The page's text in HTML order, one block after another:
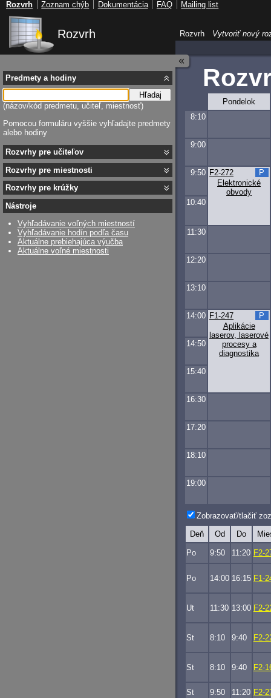
Rozvrh
Pondelok
8:10
9:00
9:50
Elektronické
obvody
F2-272 P
10:40
11:30
12:20
13:10
14:00
Aplikácie
laserov, laserové
procesy a
diagnostika
F1-247 P
14:50
15:40
16:30
17:20
18:10
19:00
Zobrazovať/tlačiť
Deň Od Do
Po 9:50 11:20 F2-
Po 14:00 16:15 F1-
Ut 11:30 13:00 F2-
St 8:10 9:40 F2-
St 8:10 9:40 F2-
St 9:50 11:20 F2-
Predmety a hodiny
Hľadaj
(názov/kód predmetu, učiteľ, miestnosť)
Pomocou formuláru vyššie vyhľadajte predmety
alebo hodiny
Rozvrhy pre učiteľov
Rozvrhy pre miestnosti
Rozvrhy pre krúžky
Nástroje
Vyhľadávanie voľných miestností
Vyhľadávanie hodín podľa času
Aktuálne prebiehajúca výučba
Aktuálne voľné miestnosti
Rozvrh Vytvoriť nový
Rozvrh Zoznam chýb Dokumentácia FAQ Mailing list